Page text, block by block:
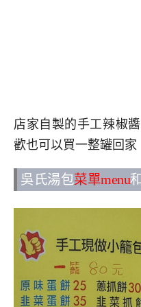
店家自製的手工辣椒
歡也可以買一整罐回家
吳氏湯包菜單menu和